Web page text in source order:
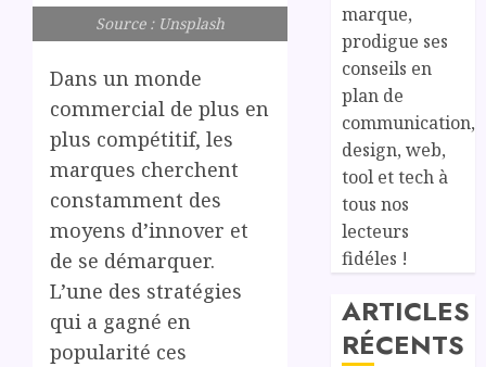
Source : Unsplash
Dans un monde
commercial de plus en
plus compétitif, les
marques cherchent
constamment des
moyens d’innover et
de se démarquer.
L’une des stratégies
qui a gagné en
popularité ces
marque,
prodigue ses
conseils en
plan de
communication,
design, web,
tool et tech à
tous nos
lecteurs
fidéles !
ARTICLES
RÉCENTS